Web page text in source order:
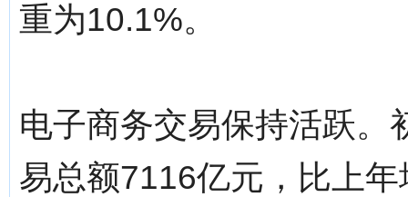
重为10.1%。
电子商务交易保持活跃。
易总额7116亿元，比上